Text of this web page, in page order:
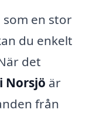
en stor
du enkelt
det
Norsjö är
från